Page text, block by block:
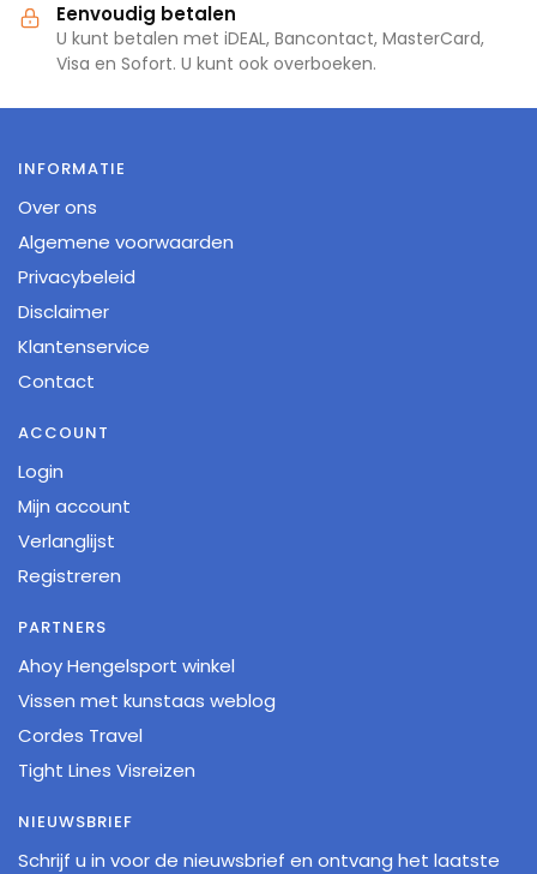
Eenvoudig betalen
U kunt betalen met iDEAL, Bancontact, MasterCard,
Visa en Sofort. U kunt ook overboeken.
INFORMATIE
Over ons
Algemene voorwaarden
Privacybeleid
Disclaimer
Klantenservice
Contact
ACCOUNT
Login
Mijn account
Verlanglijst
Registreren
PARTNERS
Ahoy Hengelsport winkel
Vissen met kunstaas weblog
Cordes Travel
Tight Lines Visreizen
NIEUWSBRIEF
Schrijf u in voor de nieuwsbrief en ontvang het laatste